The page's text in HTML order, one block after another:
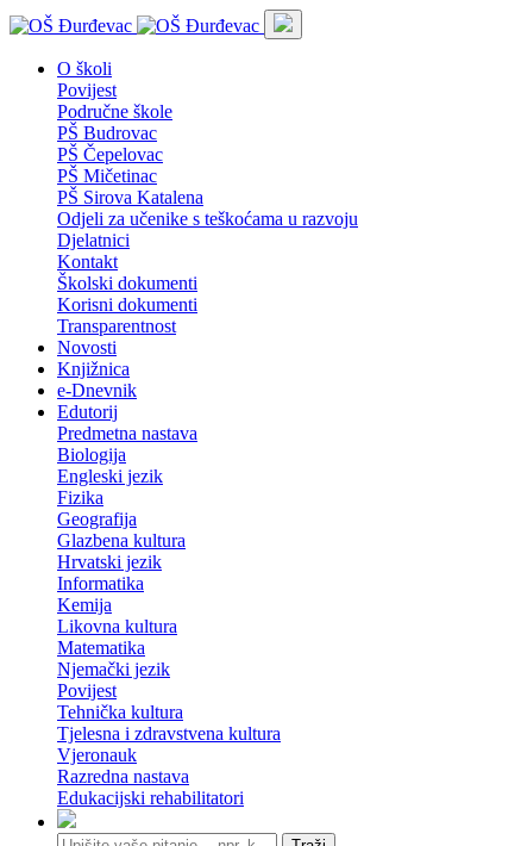
O školi
Povijest
Područne škole
PŠ Budrovac
PŠ Čepelovac
PŠ Mičetinac
PŠ Sirova Katalena
Odjeli za učenike s teškoćama u razvoju
Djelatnici
Kontakt
Školski dokumenti
Korisni dokumenti
Transparentnost
Novosti
Knjižnica
e-Dnevnik
Edutorij
Predmetna nastava
Biologija
Engleski jezik
Fizika
Geografija
Glazbena kultura
Hrvatski jezik
Informatika
Kemija
Likovna kultura
Matematika
Njemački jezik
Povijest
Tehnička kultura
Tjelesna i zdravstvena kultura
Vjeronauk
Razredna nastava
Edukacijski rehabilitatori